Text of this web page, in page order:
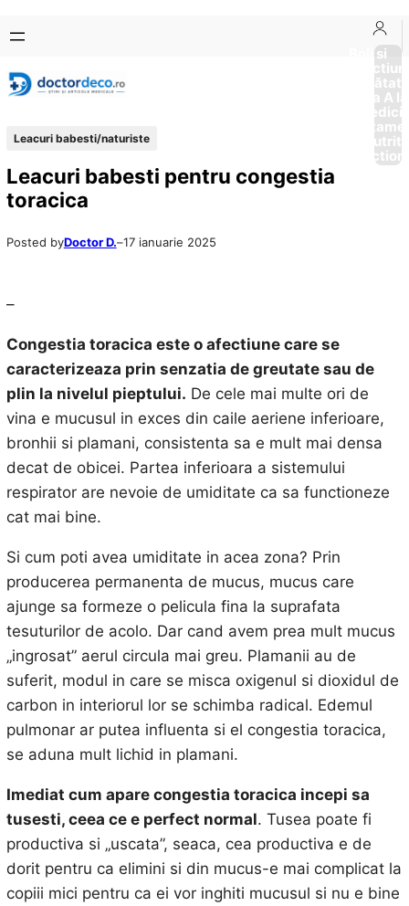
conținut
content
Boli si
Afectiuni
Sănătate
de la A
Leacuri babesti/naturiste
Leacuri babesti pentru congestia
toracica
Posted byDoctor D.–17 ianuarie 2025
–
Congestia toracica este o afectiune care se
caracterizeaza prin senzatia de greutate sau de
plin la nivelul pieptului. De cele mai multe ori de
vina e mucusul in exces din caile aeriene inferioare,
bronhii si plamani, consistenta sa e mult mai densa
decat de obicei. Partea inferioara a sistemului
respirator are nevoie de umiditate ca sa functioneze
cat mai bine.
Si cum poti avea umiditate in acea zona? Prin
producerea permanenta de mucus, mucus care
ajunge sa formeze o pelicula fina la suprafata
tesuturilor de acolo. Dar cand avem prea mult mucus
„ingrosat” aerul circula mai greu. Plamanii au de
suferit, modul in care se misca oxigenul si dioxidul de
carbon in interiorul lor se schimba radical. Edemul
pulmonar ar putea influenta si el congestia toracica,
se aduna mult lichid in plamani.
Imediat cum apare congestia toracica incepi sa
tusesti, ceea ce e perfect normal. Tusea poate fi
productiva si „uscata”, seaca, cea productiva e de
dorit pentru ca elimini si din mucus-e mai complicat la
copiii mici pentru ca ei vor inghiti mucusul si nu e bine